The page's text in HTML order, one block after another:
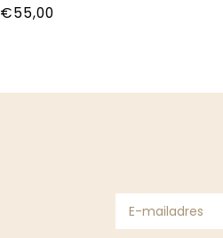
€55,00